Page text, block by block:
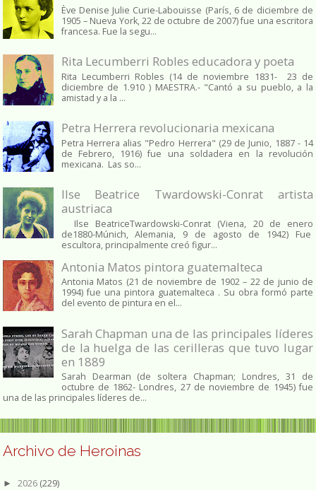
Ève Denise Julie Curie-Labouisse (París, 6 de diciembre de
1905 – Nueva York, 22 de octubre de 2007) fue una escritora
francesa. Fue la segu...
Rita Lecumberri Robles educadora y poeta
Rita Lecumberri Robles (14 de noviembre 1831- 23 de
diciembre de 1.910 ) MAESTRA.- "Cantó a su pueblo, a la
amistad y a la ...
Petra Herrera revolucionaria mexicana
Petra Herrera alias "Pedro Herrera" (29 de Junio, 1887 - 14
de Febrero, 1916) fue una soldadera en la revolución
mexicana. Las so...
Ilse Beatrice Twardowski-Conrat artista
austriaca
Ilse BeatriceTwardowski-Conrat (Viena, 20 de enero
de1880-Múnich, Alemania, 9 de agosto de 1942) Fue
escultora, principalmente creó figur...
Antonia Matos pintora guatemalteca
Antonia Matos (21 de noviembre de 1902 – 22 de junio de
1994) fue una pintora guatemalteca . Su obra formó parte
del evento de pintura en el...
Sarah Chapman una de las principales líderes
de la huelga de las cerilleras que tuvo lugar
en 1889
Sarah Dearman (de soltera Chapman; Londres, 31 de
octubre de 1862​- Londres, 27 de noviembre de 1945)​ fue
una de las principales líderes de...
Archivo de Heroinas
► 2026 (229)